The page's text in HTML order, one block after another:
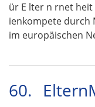
ür E lter n rnet heit
ienkompete durch
im europäischen
60.